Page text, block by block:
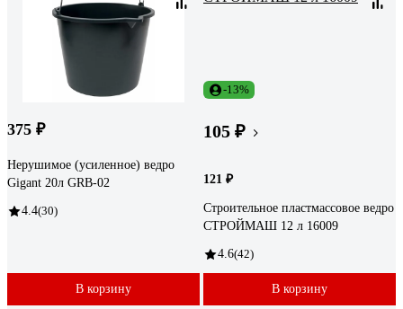
375 ₽
Нерушимое (усиленное) ведро
Gigant 20л GRB-02
4.4(30)
В корзину
-13%
105 ₽
121 ₽
Строительное пластмассовое ведро
СТРОЙМАШ 12 л 16009
4.6(42)
В корзину